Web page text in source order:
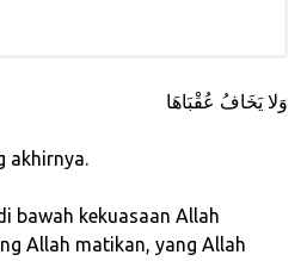
وَلا يَخَافُ عُقْبَاهَا
akhirnya.
bawah kekuasaan Allah
Allah matikan, yang Allah